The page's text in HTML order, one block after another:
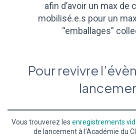
afin d’avoir un max de
mobilisé.e.s pour un
“emballages”
Pour revivre
Vous trouverez les enregistrements
de lancement à l’Académie du